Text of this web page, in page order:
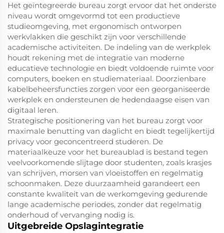
Het geïntegreerde bureau zorgt ervoor dat het onderste
niveau wordt omgevormd tot een productieve
studieomgeving, met ergonomisch ontworpen
werkvlakken die geschikt zijn voor verschillende
academische activiteiten. De indeling van de werkplek
houdt rekening met de integratie van moderne
educatieve technologie en biedt voldoende ruimte voor
computers, boeken en studiemateriaal. Doorzienbare
kabelbeheersfuncties zorgen voor een georganiseerde
werkplek en ondersteunen de hedendaagse eisen van
digitaal leren.
Strategische positionering van het bureau zorgt voor
maximale benutting van daglicht en biedt tegelijkertijd
privacy voor geconcentreerd studeren. De
materiaalkeuze voor het bureaublad is bestand tegen
veelvoorkomende slijtage door studenten, zoals krasjes
van schrijven, morsen van vloeistoffen en regelmatig
schoonmaken. Deze duurzaamheid garandeert een
constante kwaliteit van de werkomgeving gedurende
lange academische periodes, zonder dat regelmatig
onderhoud of vervanging nodig is.
Uitgebreide Opslagintegratie